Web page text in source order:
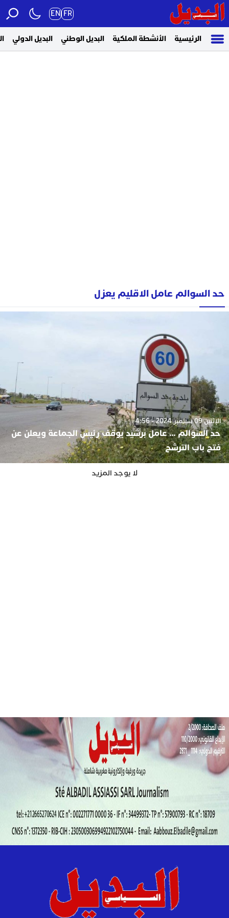
FR
EN
الرئيسية الأنشطة الملكية البديل الوطني البديل الدولي
حد السوالم عامل الاقليم يعزل
الإثنين 09 سبتمبر 2024 - 4:56
حد السوالم … عامل برشيد يوقف رئيس الجماعة ويعلن عن
فتح باب الترشح
لا يوجد المزيد